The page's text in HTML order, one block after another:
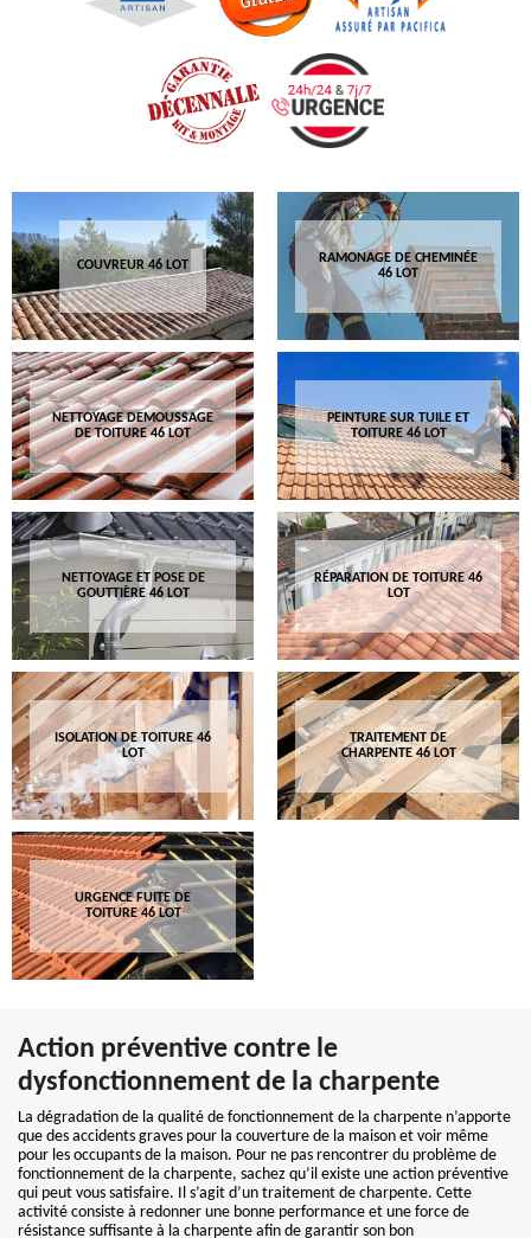
COUVREUR 46 LOT
RAMONAGE DE CHEMINÉE
46 LOT
NETTOYAGE DEMOUSSAGE
DE TOITURE 46 LOT
PEINTURE SUR TUILE ET
TOITURE 46 LOT
NETTOYAGE ET POSE DE
GOUTTIÈRE 46 LOT
RÉPARATION DE TOITURE 46
LOT
ISOLATION DE TOITURE 46
LOT
TRAITEMENT DE
CHARPENTE 46 LOT
URGENCE FUITE DE
TOITURE 46 LOT
Action préventive contre le
dysfonctionnement de la charpente
La dégradation de la qualité de fonctionnement de la charpente n’apporte
que des accidents graves pour la couverture de la maison et voir même
pour les occupants de la maison. Pour ne pas rencontrer du problème de
fonctionnement de la charpente, sachez qu’il existe une action préventive
qui peut vous satisfaire. Il s’agit d’un traitement de charpente. Cette
activité consiste à redonner une bonne performance et une force de
résistance suffisante à la charpente afin de garantir son bon